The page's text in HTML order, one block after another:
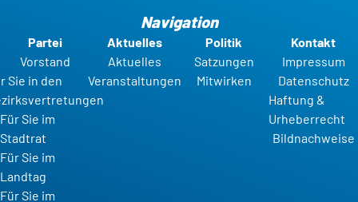
Navigation
Partei
Vorstand
Sie in den
Für Sie im
Stadtrat
Für Sie im
Landtag
Für Sie im
Aktuelles
Aktuelles
Veranstaltungen
Politik
Satzungen
Mitwirken
Kontakt
Impressum
Datenschutz
Haftung &
Urheberrecht
Bildnachweise